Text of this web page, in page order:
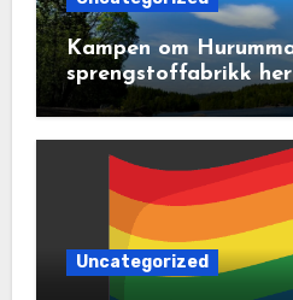
Kampen om
sprengstoffabrikk
for natur og
Uncategorized